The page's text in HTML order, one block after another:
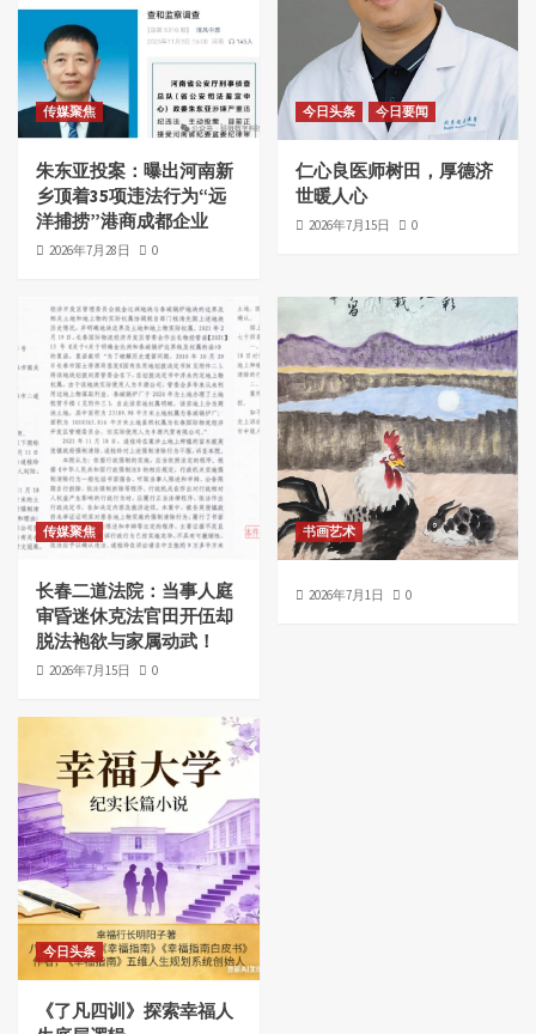
传媒聚焦
朱东亚投案：曝出河南新
乡顶着35项违法行为“远
洋捕捞”港商成都企业
2026年7月28日 0
今日头条 今日要闻
仁心良医师树田，厚德济
世暖人心
2026年7月15日 0
传媒聚焦
长春二道法院：当事人庭
审昏迷休克法官田开伍却
脱法袍欲与家属动武！
2026年7月15日 0
书画艺术
2026年7月1日 0
今日头条
《了凡四训》探索幸福人